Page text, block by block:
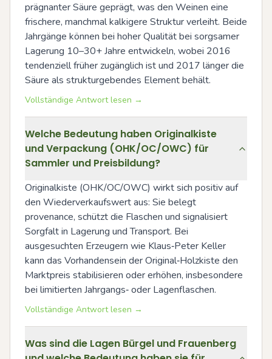
prägnanter Säure geprägt, was den Weinen eine
frischere, manchmal kalkigere Struktur verleiht. Beide
Jahrgänge können bei hoher Qualität bei sorgsamer
Lagerung 10–30+ Jahre entwickeln, wobei 2016
tendenziell früher zugänglich ist und 2017 länger die
Säure als strukturgebendes Element behält.
Vollständige Antwort lesen →
Welche Bedeutung haben Originalkiste
und Verpackung (OHK/OC/OWC) für
Sammler und Preisbildung?
Originalkiste (OHK/OC/OWC) wirkt sich positiv auf
den Wiederverkaufswert aus: Sie belegt
provenance, schützt die Flaschen und signalisiert
Sorgfalt in Lagerung und Transport. Bei
ausgesuchten Erzeugern wie Klaus‑Peter Keller
kann das Vorhandensein der Original‑Holzkiste den
Marktpreis stabilisieren oder erhöhen, insbesondere
bei limitierten Jahrgangs‑ oder Lagenflaschen.
Vollständige Antwort lesen →
Was sind die Lagen Bürgel und Frauenberg